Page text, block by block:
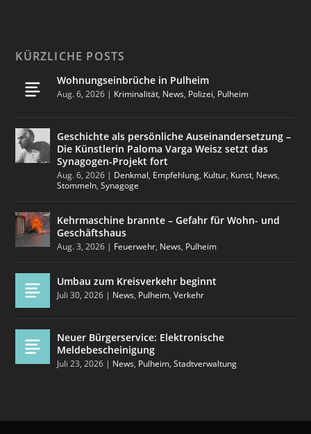
KÜRZLICHE POSTS
Wohnungseinbrüche in Pulheim
Aug. 6, 2026 | Kriminalität, News, Polizei, Pulheim
Geschichte als persönliche Auseinandersetzung –
Die Künstlerin Paloma Varga Weisz setzt das
Synagogen-Projekt fort
Aug. 6, 2026 | Denkmal, Empfehlung, Kultur, Kunst, News,
Stommeln,Synagoge
Kehrmaschine brannte – Gefahr für Wohn- und
Geschäftshaus
Aug. 3, 2026 | Feuerwehr, News, Pulheim
Umbau zum Kreisverkehr beginnt
Juli 30, 2026 | News, Pulheim,Verkehr
Neuer Bürgerservice: Elektronische
Meldebescheinigung
Juli 23, 2026 | News, Pulheim,Stadtverwaltung